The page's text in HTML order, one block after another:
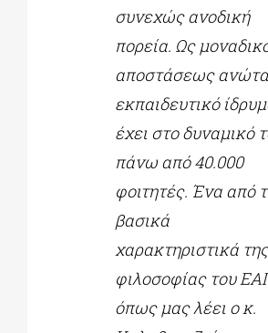
συνεχώς ανοδική
πορεία. Ως
αποστάσεως
εκπαιδευτικό
έχει στο δυναμικό
πάνω από 40.000
φοιτητές. Ένα από
βασικά
χαρακτηριστικά της
φιλοσοφίας του
όπως μας λέει ο κ.